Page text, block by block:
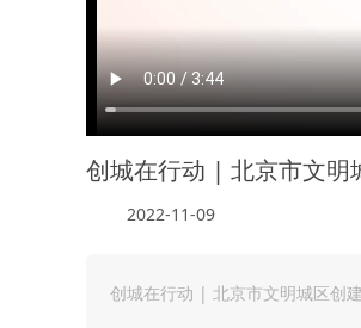
创城在行动 | 北京市文明
2022-11-09
创城在行动 | 北京市文明城区创